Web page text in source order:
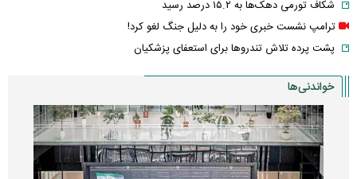
شکاف تورمی دهک‌ها به ۱۵.۲ درصد رسید
ترامپ نشست خبری خود را به دلیل جنگ لغو کرد!
پشت پرده تلاش تندروها برای استعفای پزشکیان
خواندنی‌ها